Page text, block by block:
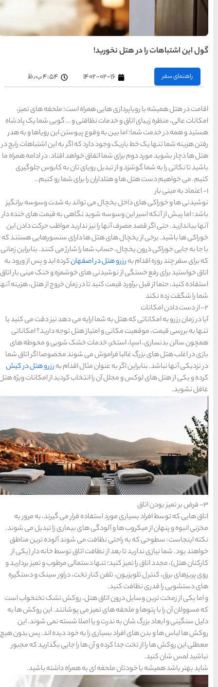
۴:۵۴ ب٫ظ
است؛ ملحفه های تمیز،
و … گویی شما یک پادشاه
این رویاها و به هدر
اگر به این اشتباهات رایج در
افتاد. در ادامه همراه ما
تان به کابوس جلوگیری
شما رو کنیم…
به شدت وسوسه برانگیز
نگاهی به قیمت های خنده دار
ندارید مواظب حرکت دادن این
دارای سنسورهایی هستند که
شارژ می کنند. بنابراین زمانی
کرده اید و پس از ورود به
خوشمزه و خنک مینی بار اتاق
زمان خروج از هتل، هزینه آنها
می دهد نیز دقت می کنید یا
توجه دارید؟ امکاناتی
خشک شویی و محوطه های
شوند مخصوصا اگر اتاق شما
اقدام بهرزرو هتل در کیش
کردید از امکانات ویژه هتل
می گیرند، به مرور به
بیماری زا تبدیل می شوند.
شوند آلوده ترین مناطق
توسط خانه دار (یکی از
مرطوب و تمیز بردارید و
تخت، دراور سینک و دستگیره
روکش تشک تختخواب است
پوشانند. این روکش ها به
شسته نمی شوند. این
خود دیده اند. پس بدون هیچ
را جایی بگذارید که مجبور
همراه داشته باشید.
های
تهران
هتل
های
شیراز
راهنمای
شیراز
رزرو
های
شیراز
قشم
راهنمای
سفر به
قشم
رزرو
هتل
های
قشم
مشهد
مشهد
رزرو
هتل
مشهد
اصفهاناصفهان
رزرو هتل
اصفهان
تبریز
تبریز
رزرو
هتل
تبریز
یزد
راهنمای
سفر به
یزد
هتل
های
یزد
دسته بندی ها
اخبار(266)
انواع سفر(73)
ایرانگردی(1,270)
جهانگردی
راهنمای سفر(409)
سفرهای پیشنهادی(133)
طبیعت(132)
غذا و خوراک(218)
مناطق خاص و رومانتیک
(65)
هتل ها(701)
[search_hotel]
محبوب
ها
آخرین